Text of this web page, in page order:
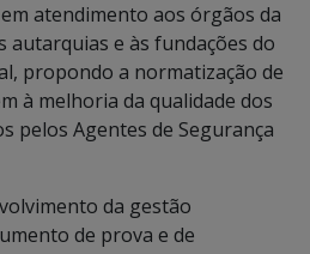
atendimento aos órgãos da
autarquias e às fundações do
propondo a normatização de
à melhoria da qualidade dos
pelos Agentes de Segurança
da gestão
de prova e de